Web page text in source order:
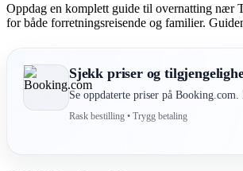
Oppdag en komplett guide til overnatting nær
for både forretningsreisende og familier.
Sjekk priser og
Se oppdaterte priser på
Rask bestilling • Trygg betaling